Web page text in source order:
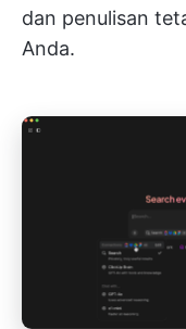
dan penulisan
Anda.